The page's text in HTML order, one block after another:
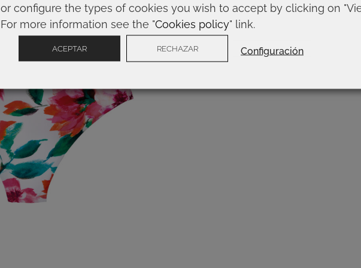
or configure the types of cookies you wish to accept by clicking on
For more information see the "Cookies policy" link.
ACEPTAR RECHAZAR Configuración